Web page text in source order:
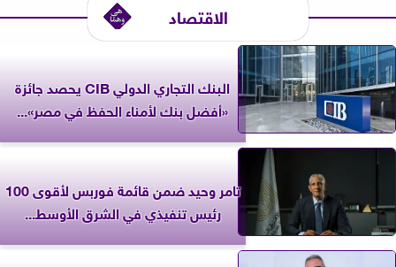
الاقتصاد
البنك التجاري الدولي CIB يحصد جائزة
«أفضل بنك لأمناء الحفظ في مصر»...
تامر وحيد ضمن قائمة فوربس لأقوى 100
رئيس تنفيذي في الشرق الأوسط...